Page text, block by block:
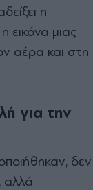
η
εικόνα μιας
αέρα και στη
για την
δεν
αλλά